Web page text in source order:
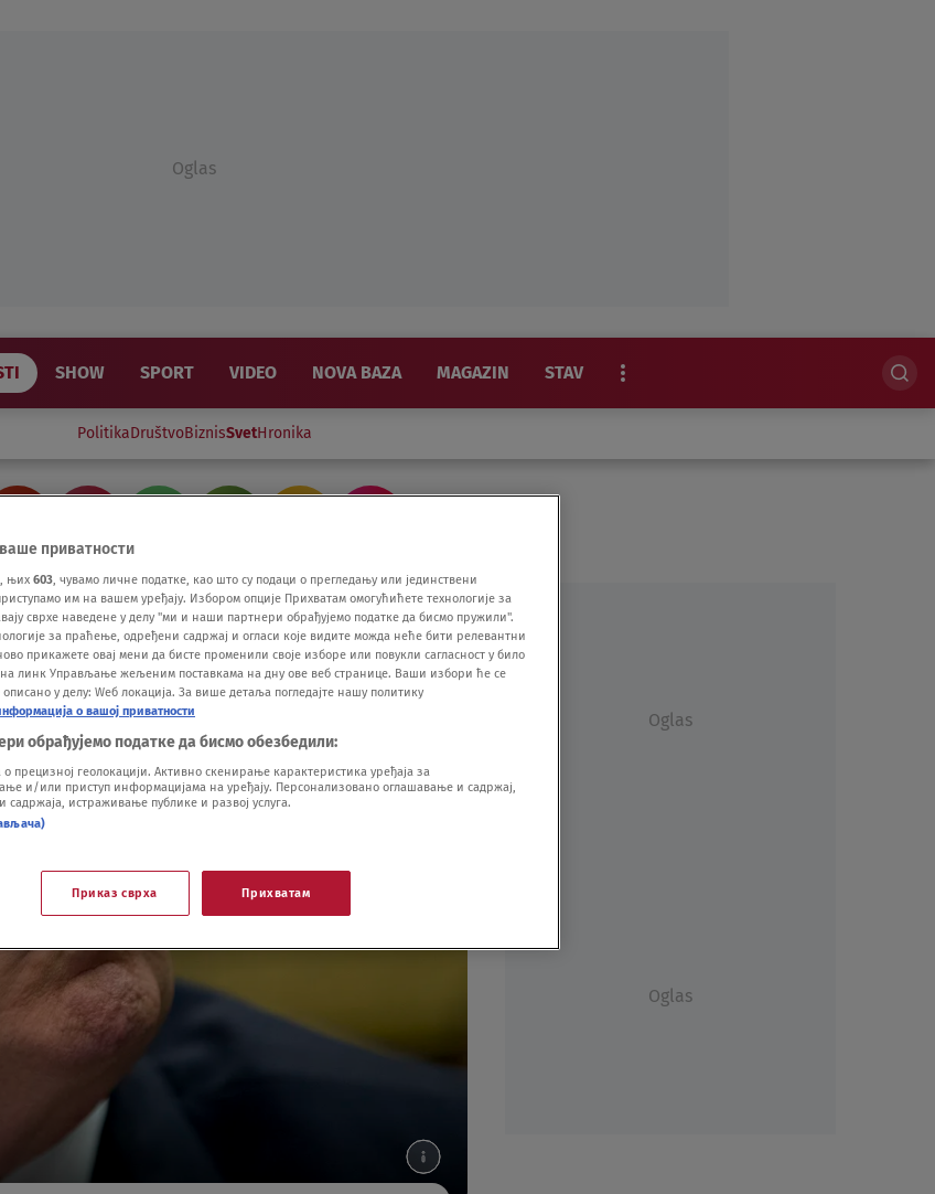
Oglas
SHOW SPORT VIDEO NOVA BAZA MAGAZIN STAV
PolitikaDruštvoBiznisSvetHronika
Oglas
Oglas
приватности
њих 603, чувамо личне податке, као што су подаци о прегледању или јединствени
им на вашем уређају. Избором опције Прихватам омогућићете технологије за
сврхе наведене у делу "ми и наши партнери обрађујемо податке да бисмо пружили".
за праћење, одређени садржај и огласи које видите можда неће бити релевантни
прикажете овај мени да бисте променили своје изборе или повукли сагласност у било
на линк Управљање жељеним поставкама на дну ове веб странице. Ваши избори ће се
у делу: Wеб локација. За више детаља погледајте нашу политику
о вашој приватности
обрађујемо податке да бисмо обезбедили:
прецизној геолокацији. Активно скенирање карактеристика уређаја за
и/или приступ информацијама на уређају. Персонализовано оглашавање и садржај,
истраживање публике и развој услуга.
Приказ сврха Прихватам